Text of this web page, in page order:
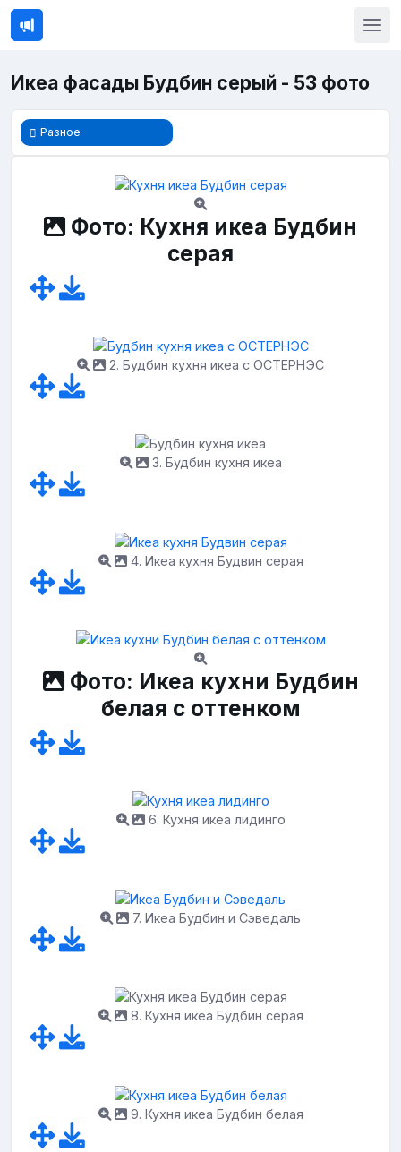
Икеа фасады Будбин серый - 53 фото
Разное
Фото: Кухня икеа Будбин
серая
2. Будбин кухня икеа с ОСТЕРНЭС
3. Будбин кухня икеа
4. Икеа кухня Будвин серая
Фото: Икеа кухни Будбин
белая с оттенком
6. Кухня икеа лидинго
7. Икеа Будбин и Сэведаль
8. Кухня икеа Будбин серая
9. Кухня икеа Будбин белая